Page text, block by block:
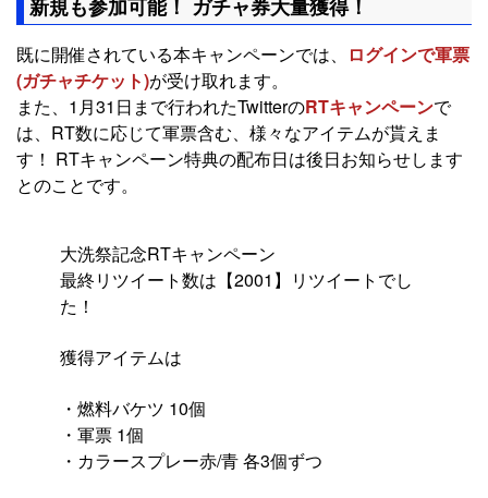
新規も参加可能！ ガチャ券大量獲得！
既に開催されている本キャンペーンでは、
ログインで軍票
(ガチャチケット)が受け取れます。
また、1月31日まで行われたTwitterのRTキャンペーンで
は、RT数に応じて軍票含む、様々なアイテムが貰えま
す！ RTキャンペーン特典の配布日は後日お知らせします
とのことです。
大洗祭記念RTキャンペーン
最終リツイート数は【2001】リツイートでし
た！
獲得アイテムは
・燃料バケツ 10個
・軍票 1個
・カラースプレー赤/青 各3個ずつ